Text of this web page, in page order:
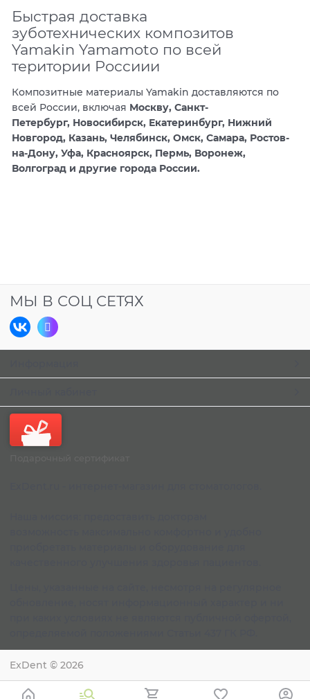
Быстрая доставка
зуботехнических композитов
Yamakin Yamamoto по всей
територии Россиии
Композитные материалы Yamakin доставляются по
всей России, включая Москву, Санкт-
Петербург, Новосибирск, Екатеринбург, Нижний
Новгород, Казань, Челябинск, Омск, Самара, Ростов-
на-Дону, Уфа, Красноярск, Пермь, Воронеж,
Волгоград и другие города России.
МЫ В СОЦ СЕТЯХ
ExDent © 2026